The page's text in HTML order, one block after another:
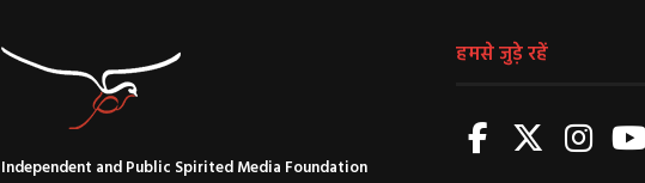
Independent and Public Spirited Media Foundation
हमसे जुड़े रहें